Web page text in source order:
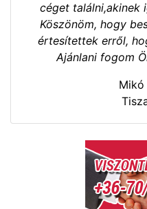
céget találni,akinek
Köszönöm, hogy
értesítettek erről,
Ajánlani fogom
Mikó